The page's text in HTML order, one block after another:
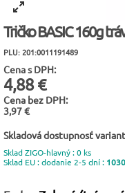
Tričko BASIC 160g
PLU: 201:0011191489
Cena s DPH:
4,88 €
Cena bez DPH:
3,97 €
Skladová dostupnosť
Sklad ZIGO-hlavný : 0 ks
Sklad EU : dodanie 2-5 dní :